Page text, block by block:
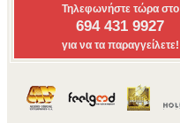
Τηλεφωνήστε τώρα στο
694 431 9927
για να τα παραγγείλετε!